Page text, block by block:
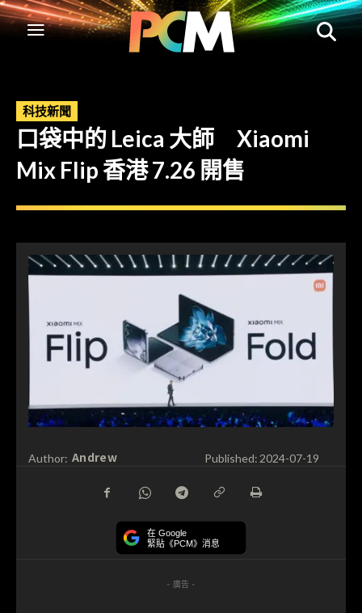
科技新聞
口袋中的 Leica 大師 Xiaomi
Mix Flip 香港 7.26 開售
Author: Andrew Published: 2024-07-19
在 Google
緊貼《PCM》消息
- 廣告 -